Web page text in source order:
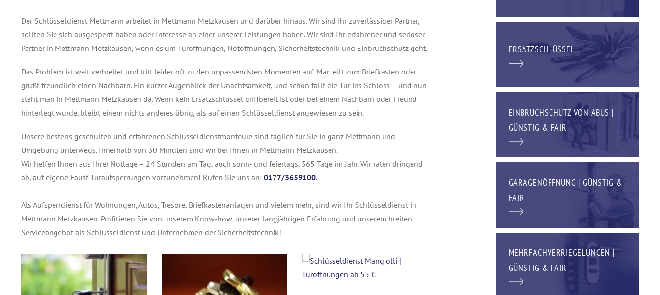
Der Schlüsseldienst Mettmann arbeitet in Mettmann Metzkausen und darüber hinaus. Wir sind ihr zuverlässiger Partner,
sollten Sie sich ausgesperrt haben oder Interesse an einer unserer Leistungen haben. Wir sind Ihr erfahrener und seriöser
Partner in Mettmann Metzkausen, wenn es um Türöffnungen, Notöffnungen, Sicherheitstechnik und Einbruchschutz geht.
Das Problem ist weit verbreitet und tritt leider oft zu den unpassendsten Momenten auf. Man eilt zum Briefkasten oder
grüßt freundlich einen Nachbarn. Ein kurzer Augenblick der Unachtsamkeit, und schon fällt die Tür ins Schloss – und nun
steht man in Mettmann Metzkausen da. Wenn kein Ersatzschlüssel griffbereit ist oder bei einem Nachbarn oder Freund
hinterlegt wurde, bleibt einem nichts anderes übrig, als auf einen Schlüsseldienst angewiesen zu sein.
Unsere bestens geschulten und erfahrenen Schlüsseldienstmonteure sind täglich für Sie in ganz Mettmann und
Umgebung unterwegs. Innerhalb von 30 Minuten sind wir bei Ihnen in Mettmann Metzkausen.
Wir helfen Ihnen aus Ihrer Notlage – 24 Stunden am Tag, auch sonn- und feiertags, 365 Tage im Jahr. Wir raten dringend
ab, auf eigene Faust Türaufsperrungen vorzunehmen! Rufen Sie uns an: 0177/3659100.
Als Aufsperrdienst für Wohnungen, Autos, Tresore, Briefkastenanlagen und vielem mehr, sind wir Ihr Schlüsseldienst in
Mettmann Metzkausen. Profitieren Sie von unserem Know-how, unserer langjährigen Erfahrung und unserem breiten
Serviceangebot als Schlüsseldienst und Unternehmen der Sicherheitstechnik!
ERSATZSCHLÜSSEL
EINBRUCHSCHUTZ VON ABUS |
GÜNSTIG & FAIR
GARAGENÖFFNUNG | GÜNSTIG &
FAIR
MEHRFACHVERRIEGELUNGEN |
GÜNSTIG & FAIR